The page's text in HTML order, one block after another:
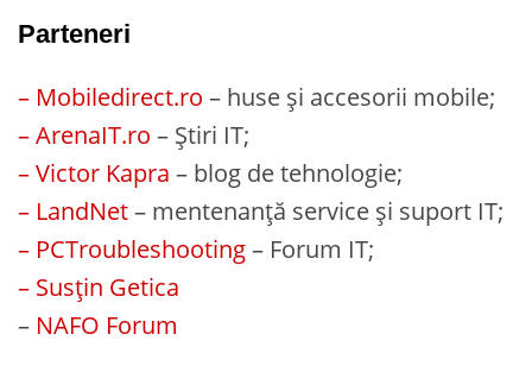
Parteneri
– Mobiledirect.ro – huse și accesorii mobile;
– ArenaIT.ro – Știri IT;
– Victor Kapra – blog de tehnologie;
– LandNet– mentenanță service și suport IT;
– PCTroubleshooting– Forum IT;
– Susțin Getica
– NAFO Forum